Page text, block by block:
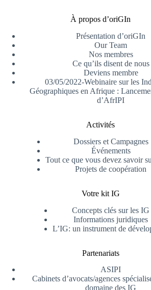
À propos d’oriGIn
Présentation d’oriGIn
Our Team
Nos membres
Ce qu’ils disent de nous
Deviens membre
03/05/2022-Webinaire sur les
Géographiques en Afrique :
d’AfrIPI
Activités
Dossiers et Campagnes
Événements
Tout ce que vous devez savoir
Projets de coopération
Votre kit IG
Concepts clés sur les IG
Informations juridiques
L’IG: un instrument de
Partenariats
ASIPI
Cabinets d’avocats/agences
domaine des IG